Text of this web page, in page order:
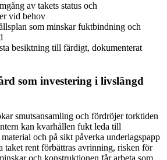
av takets status och
vid behov
som minskar fuktbindning och
besiktning till färdigt, dokumenterat
som investering i livslängd
smutsansamling och fördröjer torktiden
kan kvarhållen fukt leda till
och på sikt påverka underlagspapp
taket rent förbättras avrinning, risken för